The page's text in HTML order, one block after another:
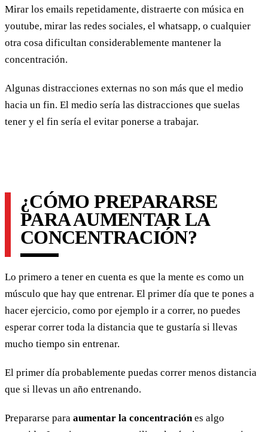
Mirar los emails repetidamente, distraerte con música en
youtube, mirar las redes sociales, el whatsapp, o cualquier
otra cosa dificultan considerablemente mantener la
concentración.
Algunas distracciones externas no son más que el medio
hacia un fin. El medio sería las distracciones que suelas
tener y el fin sería el evitar ponerse a trabajar.
¿CÓMO PREPARARSE
PARA AUMENTAR LA
CONCENTRACIÓN?
Lo primero a tener en cuenta es que la mente es como un
músculo que hay que entrenar. El primer día que te pones a
hacer ejercicio, como por ejemplo ir a correr, no puedes
esperar correr toda la distancia que te gustaría si llevas
mucho tiempo sin entrenar.
El primer día probablemente puedas correr menos distancia
que si llevas un año entrenando.
Prepararse para aumentar la concentraciónes algo